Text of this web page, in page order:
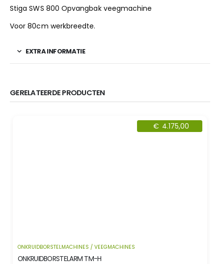
Stiga SWS 800 Opvangbak veegmachine
Voor 80cm werkbreedte.
EXTRA INFORMATIE
GERELATEERDE PRODUCTEN
€ 4.815,00
ONKRUIDBORSTELMACHINES / VEEGMACHINES
ONKRUIDBORSTELMACHINE MUG-II